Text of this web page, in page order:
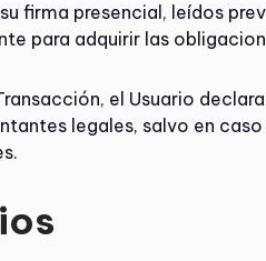
firma presencial, leídos
para adquirir las
el Usuario
legales, salvo en